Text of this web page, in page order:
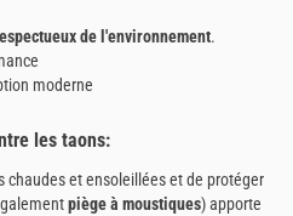
de l'environnement.
moderne
les taons:
chaudes et ensoleillées et de protéger
piège à moustiques) apporte